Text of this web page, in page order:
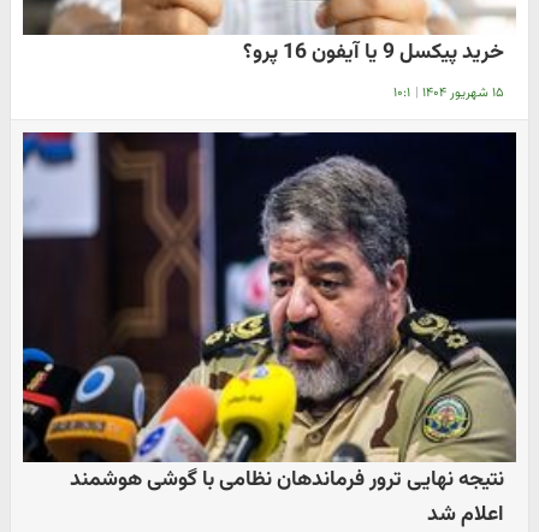
خرید پیکسل 9 یا آیفون 16 پرو؟
۱۵ شهریور ۱۴۰۴ | ۱۰:۱
نتیجه نهایی ترور فرماندهان نظامی با گوشی هوشمند
اعلام شد